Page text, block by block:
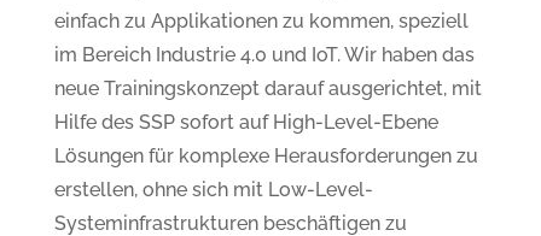
einfach zu Applikationen zu kommen, speziell
im Bereich Industrie 4.0 und IoT. Wir haben das
neue Trainingskonzept darauf ausgerichtet, mit
Hilfe des SSP sofort auf High-Level-Ebene
Lösungen für komplexe Herausforderungen zu
erstellen, ohne sich mit Low-Level-
Systeminfrastrukturen beschäftigen zu